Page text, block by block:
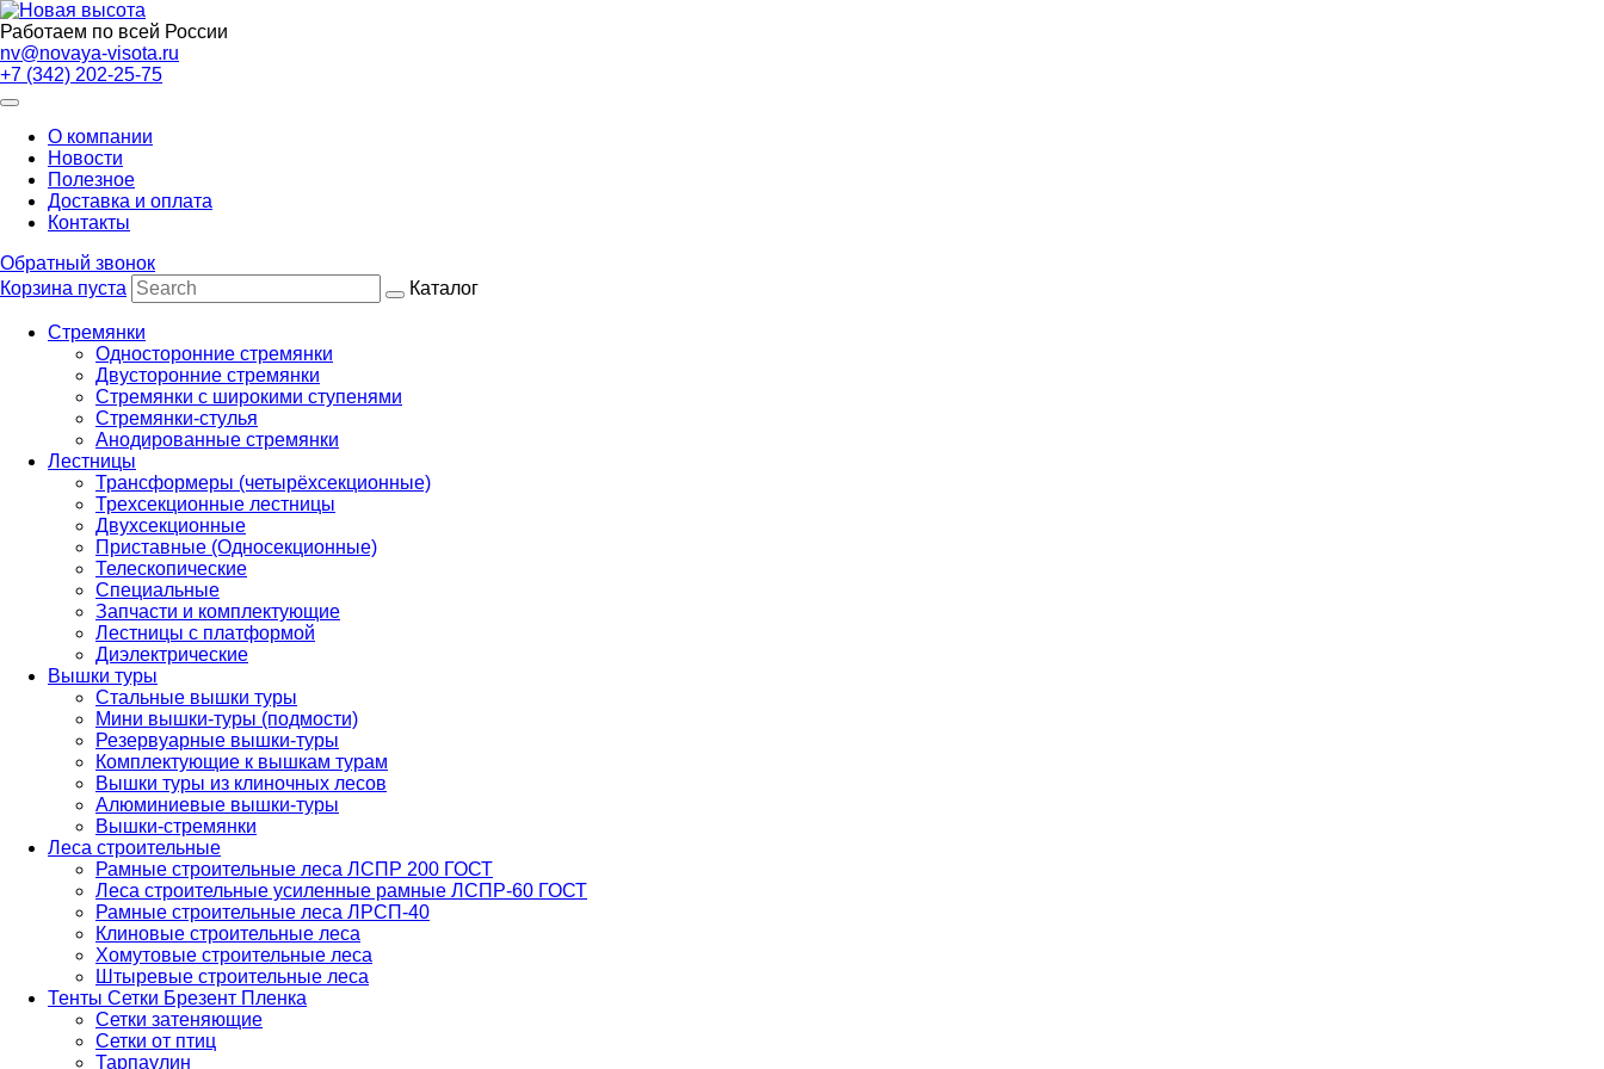
Работаем по всей России
nv@novaya-visota.ru
+7 (342) 202-25-75
О компании
Новости
Полезное
Доставка и оплата
Контакты
Обратный звонок
Корзина пуста
Каталог
Стремянки
Односторонние стремянки
Двусторонние стремянки
Стремянки с широкими ступенями
Стремянки-стулья
Анодированные стремянки
Лестницы
Трансформеры (четырёхсекционные)
Трехсекционные лестницы
Двухсекционные
Приставные (Односекционные)
Телескопические
Специальные
Запчасти и комплектующие
Лестницы с платформой
Диэлектрические
Вышки туры
Стальные вышки туры
Мини вышки-туры (подмости)
Резервуарные вышки-туры
Комплектующие к вышкам турам
Вышки туры из клиночных лесов
Алюминиевые вышки-туры
Вышки-стремянки
Леса строительные
Рамные строительные леса ЛСПР 200 ГОСТ
Леса строительные усиленные рамные ЛСПР-60 ГОСТ
Рамные строительные леса ЛРСП-40
Клиновые строительные леса
Хомутовые строительные леса
Штыревые строительные леса
Тенты Сетки Брезент Пленка
Сетки затеняющие
Сетки от птиц
Тарпаулин